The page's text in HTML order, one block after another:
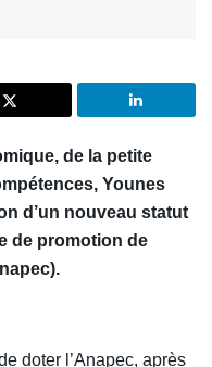
de la petite
Younes
d’un nouveau statut
de promotion de
doter l’Anapec, après